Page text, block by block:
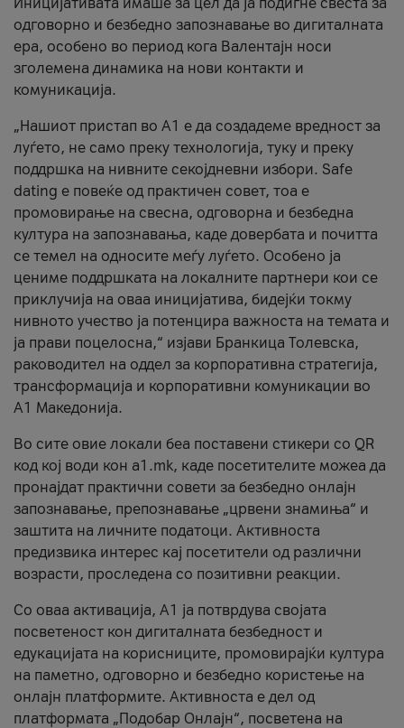
одговорно и безбедно запознавање во дигиталната
ера, особено во период кога Валентајн носи
зголемена динамика на нови контакти и
комуникација.
„Нашиот пристап во А1 е да создадеме вредност за
луѓето, не само преку технологија, туку и преку
поддршка на нивните секојдневни избори. Safe
dating е повеќе од практичен совет, тоа е
промовирање на свесна, одговорна и безбедна
култура на запознавања, каде довербата и почитта
се темел на односите меѓу луѓето. Особено ја
цениме поддршката на локалните партнери кои се
приклучија на оваа иницијатива, бидејќи токму
нивното учество ја потенцира важноста на темата и
ја прави поцелосна,“ изјави Бранкица Толевска,
раководител на оддел за корпоративна стратегија,
трансформација и корпоративни комуникации во
А1 Македонија.
Во сите овие локали беа поставени стикери со QR
код кој води кон a1.mk, каде посетителите можеа да
пронајдат практични совети за безбедно онлајн
запознавање, препознавање „црвени знамиња“ и
заштита на личните податоци. Активноста
предизвика интерес кај посетители од различни
возрасти, проследена со позитивни реакции.
Со оваа активација, А1 ја потврдува својата
посветеност кон дигиталната безбедност и
едукацијата на корисниците, промовирајќи култура
на паметно, одговорно и безбедно користење на
онлајн платформите. Активноста е дел од
платформата „Подобар Онлајн“, посветена на